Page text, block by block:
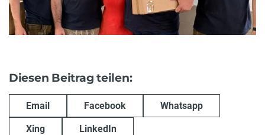
Diesen Beitrag teilen:
Email Facebook Whatsapp
Xing LinkedIn